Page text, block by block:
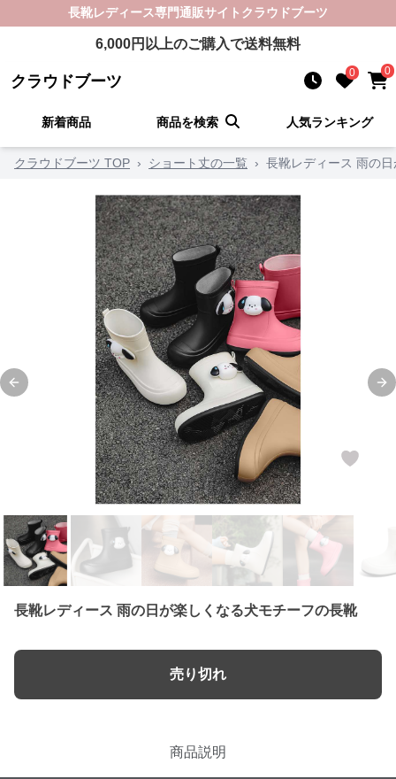
長靴レディース専門通販サイト クラウドブーツ
6,000円以上のご購入で送料無料
クラウドブーツ 0 0
新着商品 商品を検索 人気ランキング
クラウドブーツ TOP › ショート丈の一覧 › 長靴レディース 雨の
Previous slide
長靴レディース 雨の日が楽しくなる犬モチーフの長靴
売り切れ
商品説明